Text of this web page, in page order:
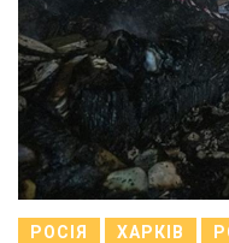
РОСІЯ ХАРКІВ